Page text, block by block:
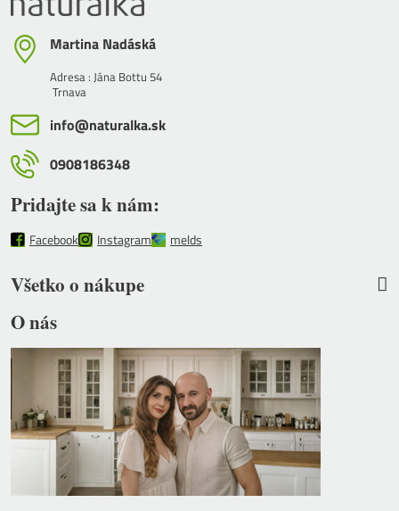
Martina Nadáská
Adresa : Jána Bottu 54
Trnava
info​@naturalka​.sk
0908186348
Pridajte sa k nám:
Facebook Instagram melds
Všetko o nákupe
O nás